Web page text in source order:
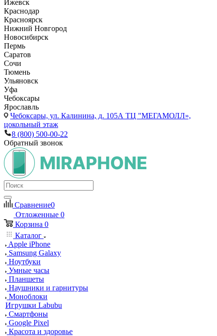
Ижевск
Краснодар
Красноярск
Нижний Новгород
Новосибирск
Пермь
Саратов
Сочи
Тюмень
Ульяновск
Уфа
Чебоксары
Ярославль
Чебоксары, ул. Калинина, д. 105А ТЦ "МЕГАМОЛЛ»,
цокольный этаж
8 (800) 500-00-22
Обратный звонок
Сравнение0
Отложенные 0
Корзина 0
Каталог
Apple iPhone
Samsung Galaxy
Ноутбуки
Умные часы
Планшеты
Наушники и гарнитуры
Моноблоки
Игрушки Labubu
Смартфоны
Google Pixel
Красота и здоровье